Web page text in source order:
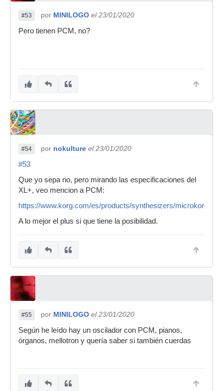
#53 por MINILOGO el 23/01/2020
Pero tienen PCM, no?
#54 por nokulture el 23/01/2020
#53
Que yo sepa no, pero mirando las especificaciones del
XL+, veo mencion a PCM:
https://www.korg.com/es/products/synthesizers/
A lo mejor el plus si que tiene la posibilidad.
#55 por MINILOGO el 23/01/2020
Según he leído hay un oscilador con PCM, pianos,
órganos, mellotron y quería saber si también cuerdas